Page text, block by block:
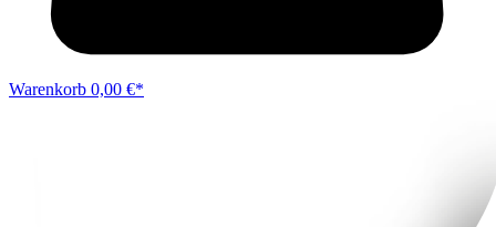
Warenkorb 0,00 €*